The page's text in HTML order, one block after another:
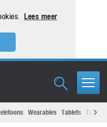
Lees meer
Wearables Tablets